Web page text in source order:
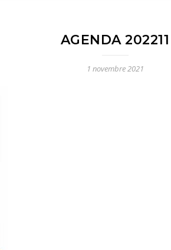
AGENDA 202211
1 novembre 2021